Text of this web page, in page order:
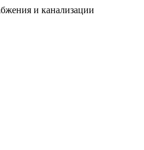
и канализации